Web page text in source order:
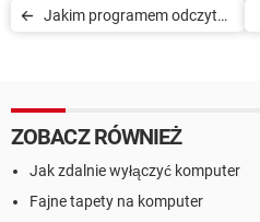
Jakim programem odczytać
ZOBACZ RÓWNIEŻ
Jak zdalnie wyłączyć komputer
Fajne tapety na komputer